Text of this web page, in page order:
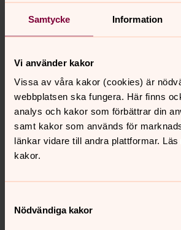
Samtycke Information
Vi använder kakor
Vissa av våra kakor (cookies) är
webbplatsen ska fungera. Här finns
analys och kakor som förbättrar din
samt kakor som används för
länkar vidare till andra plattformar.
kakor.
Nödvändiga kakor
Jordbegravning eller
man redan en gravplats löser det ofta
finns någon gravplats och om den
uttalat sin personliga önskan är det
bestämmer. Beslutet bör fattas
och emotionella omständigheter.
Kyrkogårdsexpeditionenkan hjälpa till
gravar.
Vanligtvis är det begravningsbyrån